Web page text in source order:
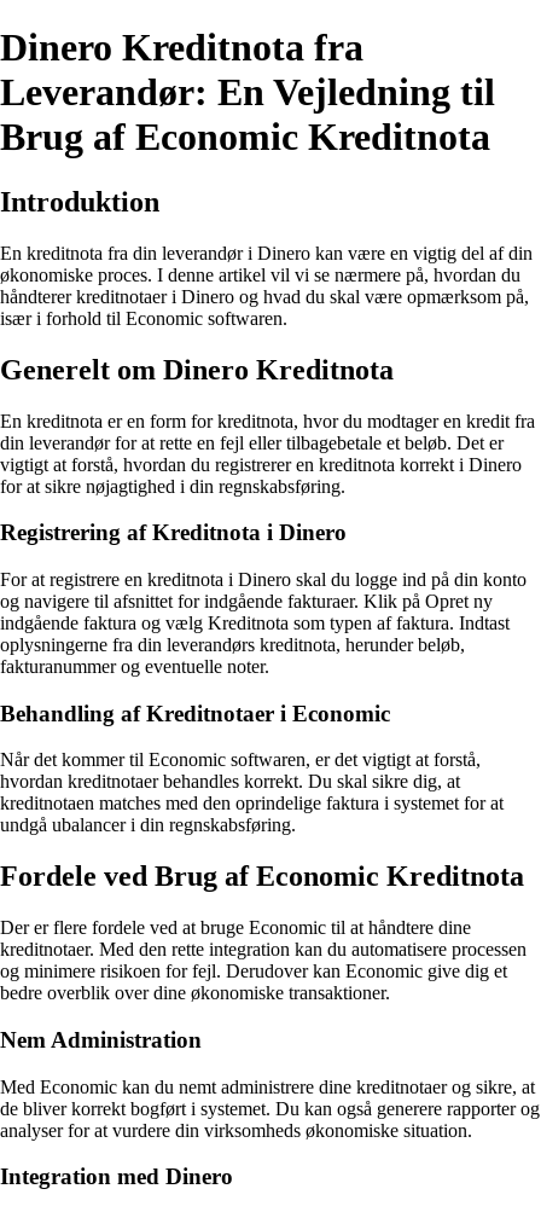
Dinero Kreditnota fra
Leverandør: En Vejledning til
Brug af Economic Kreditnota
Introduktion
En kreditnota fra din leverandør i Dinero kan være en vigtig del af din
økonomiske proces. I denne artikel vil vi se nærmere på, hvordan du
håndterer kreditnotaer i Dinero og hvad du skal være opmærksom på,
især i forhold til Economic softwaren.
Generelt om Dinero Kreditnota
En kreditnota er en form for kreditnota, hvor du modtager en kredit fra
din leverandør for at rette en fejl eller tilbagebetale et beløb. Det er
vigtigt at forstå, hvordan du registrerer en kreditnota korrekt i Dinero
for at sikre nøjagtighed i din regnskabsføring.
Registrering af Kreditnota i Dinero
For at registrere en kreditnota i Dinero skal du logge ind på din konto
og navigere til afsnittet for indgående fakturaer. Klik på Opret ny
indgående faktura og vælg Kreditnota som typen af faktura. Indtast
oplysningerne fra din leverandørs kreditnota, herunder beløb,
fakturanummer og eventuelle noter.
Behandling af Kreditnotaer i Economic
Når det kommer til Economic softwaren, er det vigtigt at forstå,
hvordan kreditnotaer behandles korrekt. Du skal sikre dig, at
kreditnotaen matches med den oprindelige faktura i systemet for at
undgå ubalancer i din regnskabsføring.
Fordele ved Brug af Economic Kreditnota
Der er flere fordele ved at bruge Economic til at håndtere dine
kreditnotaer. Med den rette integration kan du automatisere processen
og minimere risikoen for fejl. Derudover kan Economic give dig et
bedre overblik over dine økonomiske transaktioner.
Nem Administration
Med Economic kan du nemt administrere dine kreditnotaer og sikre, at
de bliver korrekt bogført i systemet. Du kan også generere rapporter og
analyser for at vurdere din virksomheds økonomiske situation.
Integration med Dinero